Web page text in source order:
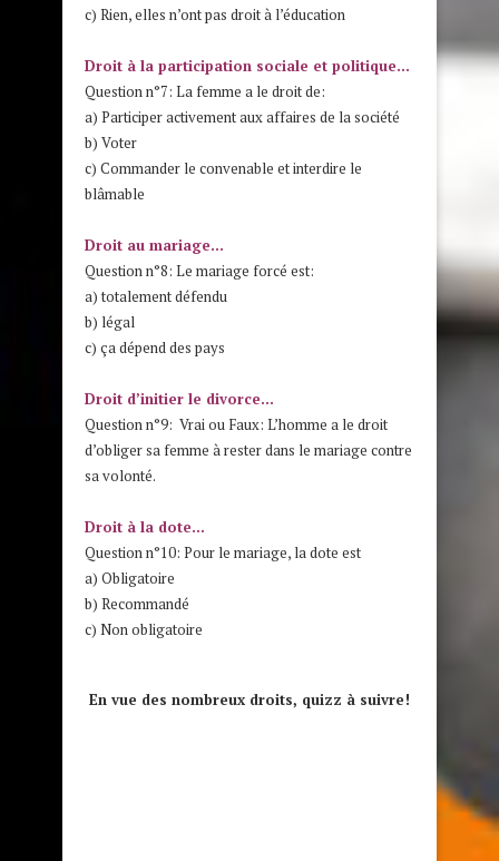
c) Rien, elles n’ont pas droit à l’éducation
Droit à la participation sociale et politique…
Question n°7: La femme a le droit de:
a) Participer activement aux affaires de la société
b) Voter
c) Commander le convenable et interdire le
blâmable
Droit au mariage…
Question n°8: Le mariage forcé est:
a) totalement défendu
b) légal
c) ça dépend des pays
Droit d’initier le divorce…
Question n°9: Vrai ou Faux: L’homme a le droit
d’obliger sa femme à rester dans le mariage contre
sa volonté.
Droit à la dote…
Question n°10: Pour le mariage, la dote est
a) Obligatoire
b) Recommandé
c) Non obligatoire
En vue des nombreux droits, quizz à suivre!